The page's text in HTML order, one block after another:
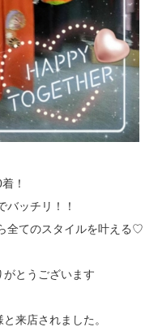
！
ッチリ！！
全てのスタイルを叶える♡
とうございます
来店されました。